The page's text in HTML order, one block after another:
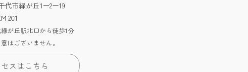
代市緑が丘1ー2ー19
201
が丘駅北口から徒歩1分
はございません。
スはこちら